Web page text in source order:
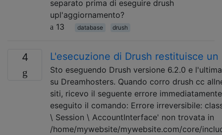
separato prima di eseguire drush
upl'aggiornamento?
13
database drush
4 L'esecuzione di Drush restituisce un
Sto eseguendo Drush versione 6.2.0 e
su Dreamhosters. Quando corro drush cc
siti, ricevo il seguente errore
eseguito il comando: Errore irreversibile:
\ Session \ AccountInterface' non trovata in
/home/mywebsite/mywebsite.com/core/